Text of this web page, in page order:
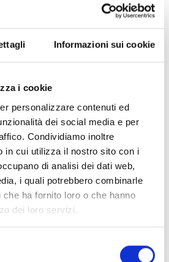
Informazioni sui cookie
i cookie
personalizzare contenuti ed
dei social media e per
Condividiamo inoltre
in cui utilizza il nostro sito con i
di analisi dei dati web,
i quali potrebbero combinarle
ha fornito loro o che hanno
dei loro servizi.
della Regione Abruzzocon
tra i 15.000 e 45.000 residenti
e pubblicati nel 2025.
complessiva ammonta a
proposto deve prevedere, a
spesa minima pari a
pari a70.000 Euroin